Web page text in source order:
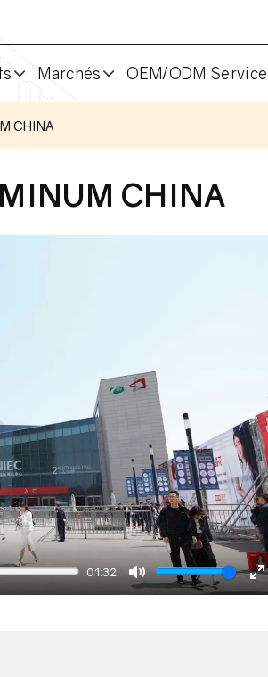
Marchés OEM/ODM Service
CHINA
CHINA
01:32
Mute